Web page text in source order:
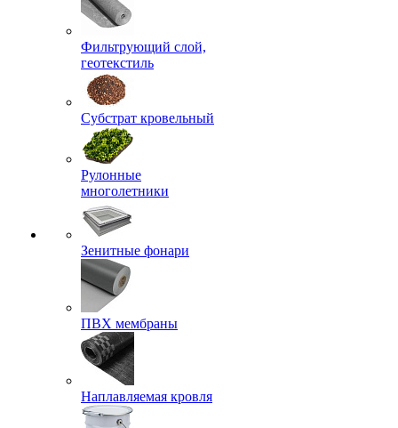
Фильтрующий слой,
геотекстиль
Субстрат кровельный
Рулонные
многолетники
Зенитные фонари
ПВХ мембраны
Наплавляемая кровля